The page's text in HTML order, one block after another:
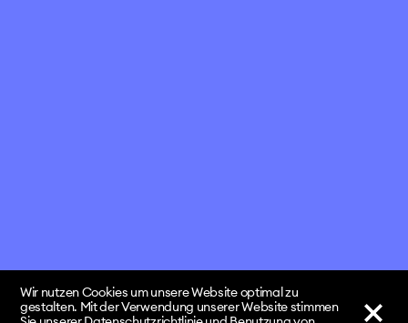
Wir nutzen Cookies um unsere Website optimal zu
gestalten. Mit der Verwendung unserer Website stimmen